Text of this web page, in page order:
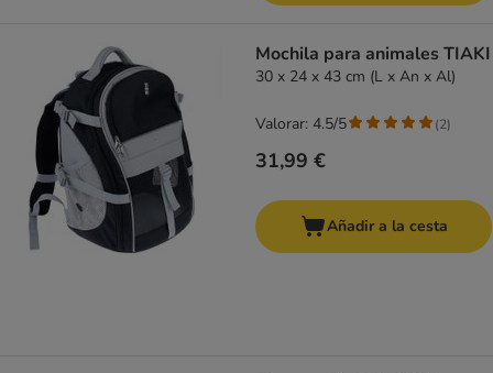
Mochila para animales TIAKI
30 x 24 x 43 cm (L x An x Al)
31,99 €
Valorar: 4.5/5 (2)
Añadir a la cesta